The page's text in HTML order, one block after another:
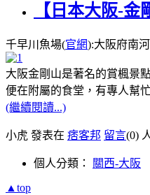
【日本大阪-
千早川魚場(官網):大阪府南
大阪金剛山是著名的賞楓景
便在附屬的食堂，有專人幫
(繼續閱讀...)
小虎 發表在 痞客邦 留言(0)
個人分類： 關西-大阪
▲top